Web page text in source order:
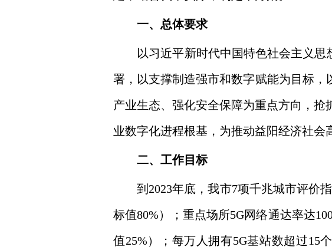
一、总体要求
以习近平新时代中国特色社会主义思
署，以支撑制造强市和数字赋能为目标
产业生态、强化安全保障为重点方向，
业数字化进程根基，为推动益阳经济社会
二、工作目标
到2023年底，我市7项千兆城市评价指
标值80%）；重点场所5G网络通达率达
值25%）；每万人拥有5G基站数超过15